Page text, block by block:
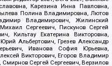
Карезина Инна Павловна,
Полина Владимировна, Лютов
Владимирович, Жилинский
Сергеевич, Пискунов Сергей
Кильтау Екатерина Викторовна,
Альбертович, Грезев Александр
Иванова София Юрьевна,
Викторович, Егоров Владимир
Сергей Сергеевич, Верзилов